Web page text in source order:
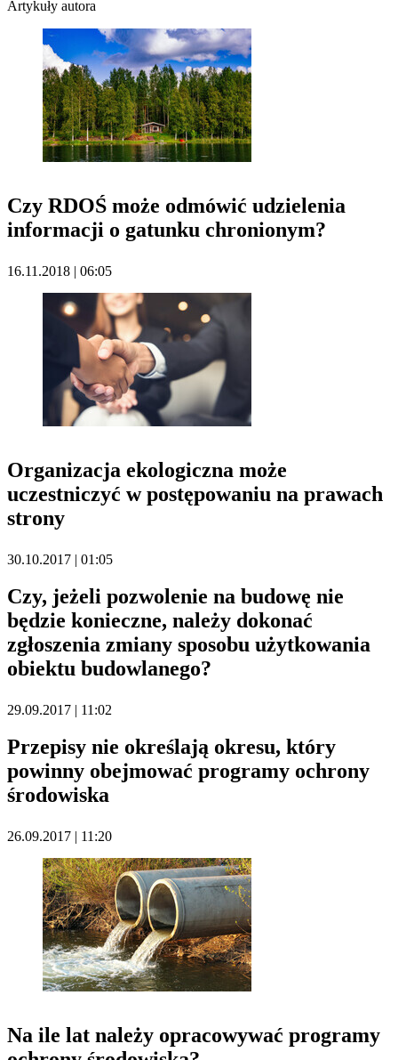
Artykuły autora
Czy RDOŚ może odmówić udzielenia
informacji o gatunku chronionym?
16.11.2018 | 06:05
Organizacja ekologiczna może
uczestniczyć w postępowaniu na prawach
strony
30.10.2017 | 01:05
Czy, jeżeli pozwolenie na budowę nie
będzie konieczne, należy dokonać
zgłoszenia zmiany sposobu użytkowania
obiektu budowlanego?
29.09.2017 | 11:02
Przepisy nie określają okresu, który
powinny obejmować programy ochrony
środowiska
26.09.2017 | 11:20
Na ile lat należy opracowywać programy